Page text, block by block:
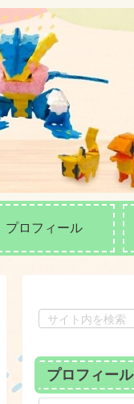
プロフィール
プロフィール